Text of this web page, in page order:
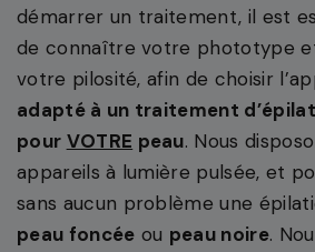
démarrer un traitement, il est
de connaître votre phototype
votre pilosité, afin de choisir
adapté à un traitement
pour VOTRE peau. Nous
appareils à lumière pulsée, et
sans aucun problème une
peau foncée ou peau noire.